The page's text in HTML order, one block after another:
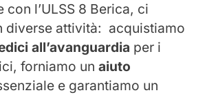
l’ULSS 8 Berica, ci
diverse attività: acquistiamo
all’avanguardia per i
forniamo un aiuto
e garantiamo un